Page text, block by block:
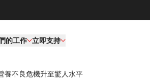
的工作​ 立即支持
不良危機升至驚人水平